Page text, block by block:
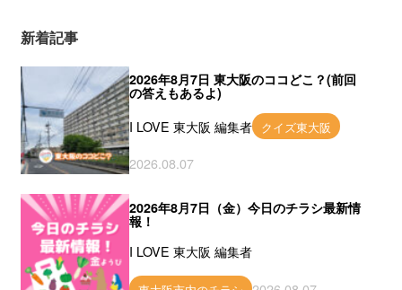
新着記事
2026年8月7日 東大阪のココどこ？(前回
の答えもあるよ)
I LOVE 東大阪 編集者 クイズ東大阪
2026.08.07
2026年8月7日（金）今日のチラシ最新情
報！
I LOVE 東大阪 編集者